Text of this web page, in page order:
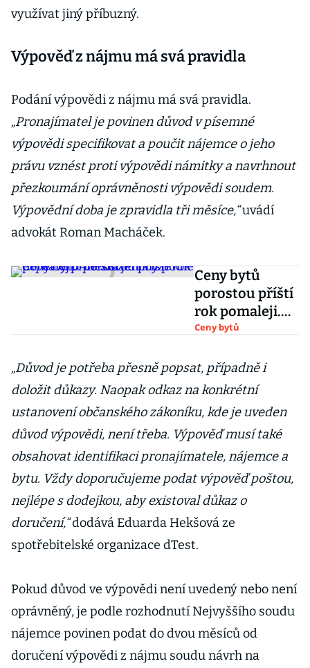
využívat jiný příbuzný.
Výpověď z nájmu má svá pravidla
Podání výpovědi z nájmu má svá pravidla.
„Pronajímatel je povinen důvod v písemné
výpovědi specifikovat a poučit nájemce o jeho
právu vznést proti výpovědi námitky a navrhnout
přezkoumání oprávněnosti výpovědi soudem.
Výpovědní doba je zpravidla tři měsíce,“uvádí
advokát Roman Macháček.
Ceny bytů
porostou příští
rok pomaleji.
Ale snížení by
přinesla jen
krize
Ceny bytů
„Důvod je potřeba přesně popsat, případně i
doložit důkazy. Naopak odkaz na konkrétní
ustanovení občanského zákoníku, kde je uveden
důvod výpovědi, není třeba. Výpověď musí také
obsahovat identifikaci pronajímatele, nájemce a
bytu. Vždy doporučujeme podat výpověď poštou,
nejlépe s dodejkou, aby existoval důkaz o
doručení,“dodává Eduarda Hekšová ze
spotřebitelské organizace dTest.
Pokud důvod ve výpovědi není uvedený nebo není
oprávněný, je podle rozhodnutí Nejvyššího soudu
nájemce povinen podat do dvou měsíců od
doručení výpovědi z nájmu soudu návrh na